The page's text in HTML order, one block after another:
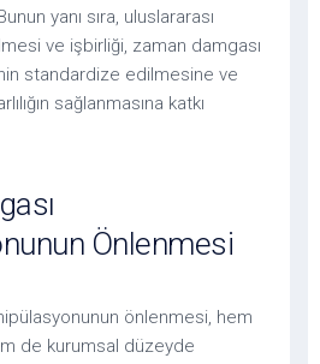
yanı sıra, uluslararası
ve işbirliği, zaman damgası
standardize edilmesine ve
sağlanmasına katkı
Önlenmesi
önlenmesi, hem
de kurumsal düzeyde